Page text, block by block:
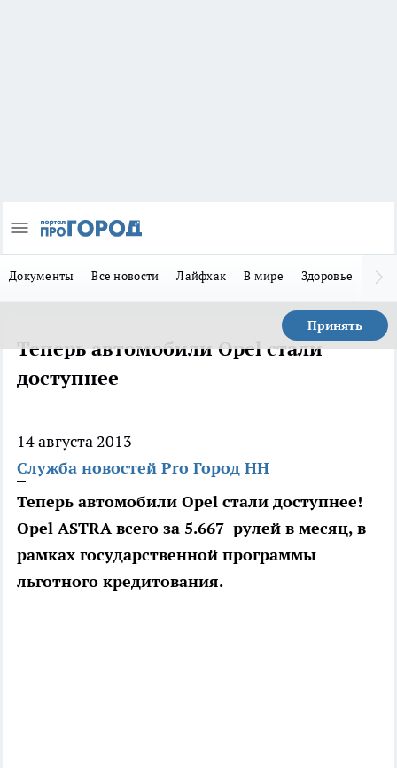
Документы Все новости Лайфхак В мире Здоровье
Принять
Теперь автомобили Opel стали
доступнее
14 августа 2013
Служба новостей Pro Город НН
Теперь автомобили Opel стали доступнее!
Opel ASTRA всего за 5.667 рулей в месяц, в
рамках государственной программы
льготного кредитования.